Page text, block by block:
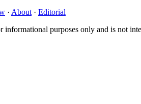
· About · Editorial
purposes only and is not